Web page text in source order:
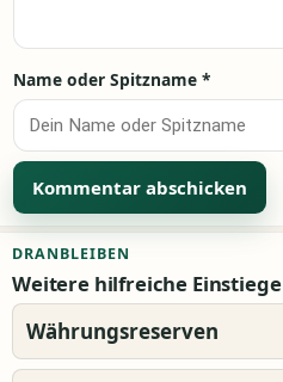
Name oder Spitzname *
DRANBLEIBEN
Weitere hilfreiche Einstiege
Währungsreserven